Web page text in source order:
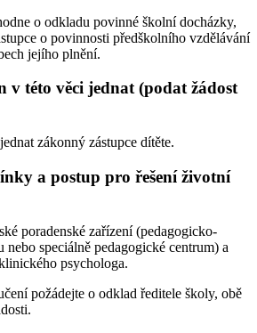
o odkladu povinné školní docházky,
o povinnosti předškolního vzdělávání
jejího plnění.
v této věci jednat (podat žádost
zákonný zástupce dítěte.
a postup pro řešení životní
poradenské zařízení (pedagogicko-
speciálně pedagogické centrum) a
psychologa.
požádejte o odklad ředitele školy, obě